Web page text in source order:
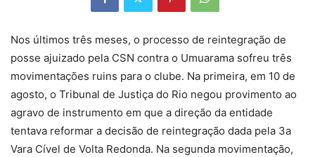
Nos últimos três meses, o processo de reintegração de
posse ajuizado pela CSN contra o Umuarama sofreu três
movimentações ruins para o clube. Na primeira, em 10 de
agosto, o Tribunal de Justiça do Rio negou provimento ao
agravo de instrumento em que a direção da entidade
tentava reformar a decisão de reintegração dada pela 3a
Vara Cível de Volta Redonda. Na segunda movimentação,